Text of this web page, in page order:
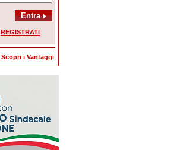
REGISTRATI
Scopri i Vantaggi